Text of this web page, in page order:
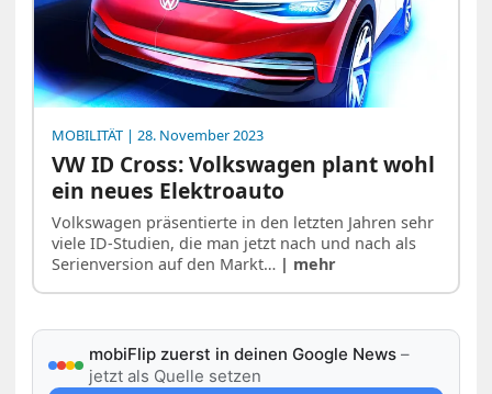
MOBILITÄT | 28. November 2023
VW ID Cross: Volkswagen plant wohl
ein neues Elektroauto
Volkswagen präsentierte in den letzten Jahren sehr
viele ID-Studien, die man jetzt nach und nach als
Serienversion auf den Markt… | mehr
mobiFlip zuerst in deinen Google News –
jetzt als Quelle setzen